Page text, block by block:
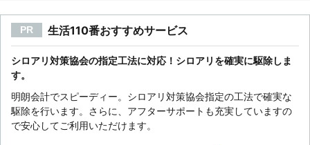
PR 生活110番おすすめサービス
シロアリ対策協会の指定工法に対応！シロアリを確実に駆除しま
す。
明朗会計でスピーディー。シロアリ対策協会指定の工法で確実な
駆除を行います。さらに、アフターサポートも充実していますの
で安心してご利用いただけます。